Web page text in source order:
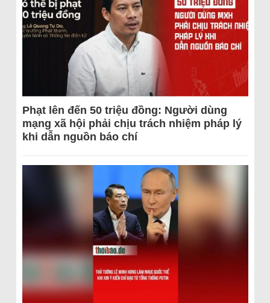
Phạt lên đến 50 triệu đồng: Người dùng
mạng xã hội phải chịu trách nhiệm pháp lý
khi dẫn nguồn báo chí